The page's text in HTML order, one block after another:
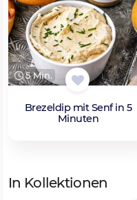
5 Min.
Brezeldip mit Senf in 5
Minuten
In Kollektionen